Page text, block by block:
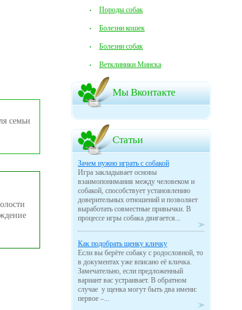
Породы собак
Болезни кошек
Болезни собак
Ветклиники Минска
Мы Вконтакте
Статьи
Зачем нужно играть с собакой
Игра закладывает основы
взаимопонимания между человеком и
собакой, способствует установлению
доверительных отношений и позволяет
выработать совместные привычки. В
процессе игры собака двигается...
Как подобрать щенку кличку
Если вы берёте собаку с родословной, то
в документах уже вписано её кличка.
Замечательно, если предложенный
вариант вас устраивает. В обратном
случае у щенка могут быть два имени:
первое –...
семьи